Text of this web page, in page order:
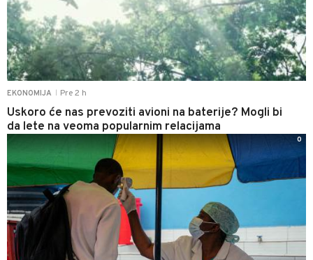
EKONOMIJA Pre 2 h
Uskoro će nas prevoziti avioni na baterije? Mogli bi
da lete na veoma popularnim relacijama
0